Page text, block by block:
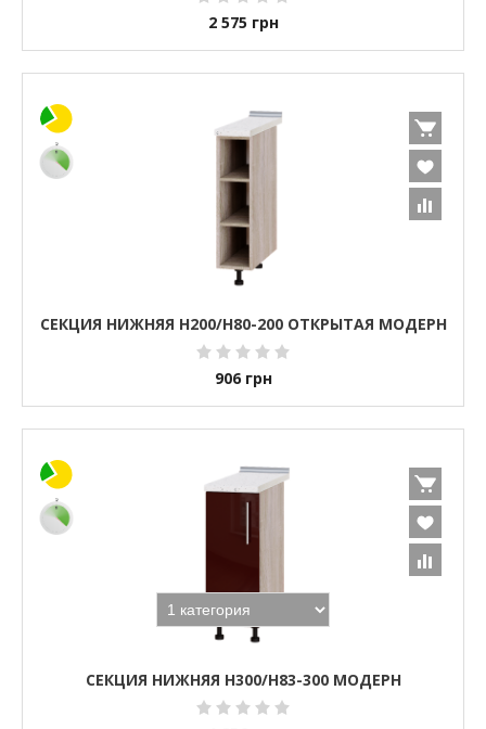
2 575 грн
СЕКЦИЯ НИЖНЯЯ Н200/Н80-200 ОТКРЫТАЯ МОДЕРН
906 грн
СЕКЦИЯ НИЖНЯЯ Н300/Н83-300 МОДЕРН